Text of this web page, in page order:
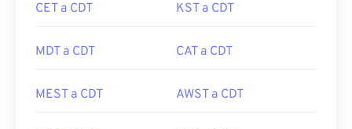
CET a CDT KST a CDT
MDT a CDT CAT a CDT
MEST a CDT AWST a CDT